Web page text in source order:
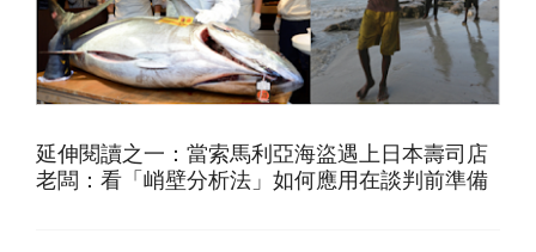
延伸閱讀之一：當索馬利亞海盜遇上日本壽司店
老闆：看「峭壁分析法」如何應用在談判前準備